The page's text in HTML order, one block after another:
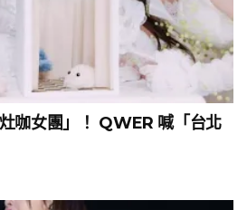
咖女團」！ QWER 喊「台北